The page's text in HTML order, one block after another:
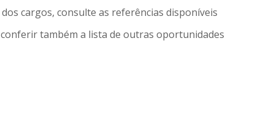
cargos, consulte as referências disponíveis
também a lista de outras oportunidades